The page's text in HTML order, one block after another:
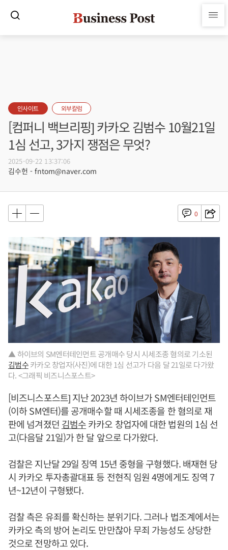
인사이트 외부칼럼
[컴퍼니 백브리핑] 카카오 김범수 10월21일
1심 선고, 3가지 쟁점은 무엇?
2025-09-22 13:37:06
김수헌 - fntom@naver.com
0
▲ 하이브의 SM엔터테인먼트 공개매수 당시 시세조종 혐의로 기소된
김범수카카오 창업자(사진)에 대한 1심 선고가 다음 달 21일로 다가왔
다. <그래픽 비즈니스포스트>
[비즈니스포스트] 지난 2023년 하이브가 SM엔터테인먼트
(이하 SM엔터)를 공개매수할 때 시세조종을 한 혐의로 재
판에 넘겨졌던 김범수카카오 창업자에 대한 법원의 1심 선
고(다음달 21일)가 한 달 앞으로 다가왔다.
검찰은 지난달 29일 징역 15년 중형을 구형했다. 배재현 당
시 카카오 투자총괄대표 등 전현직 임원 4명에게도 징역 7
년~12년이 구형됐다.
검찰 측은 유죄를 확신하는 분위기다. 그러나 법조계에서는
카카오 측의 방어 논리도 만만찮아 무죄 가능성도 상당한
것으로 전망하고 있다.